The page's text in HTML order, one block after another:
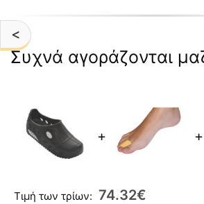
<
Συχνά αγοράζονται
+ +
Τιμή των τρίων: 74 32€